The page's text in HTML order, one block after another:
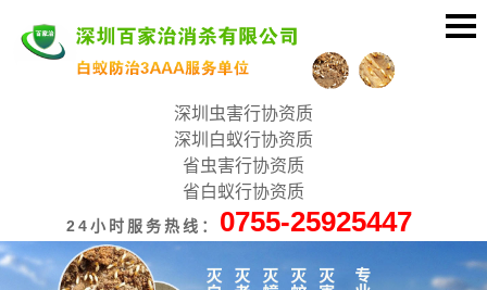
深圳虫害行协资质
深圳白蚁行协资质
省虫害行协资质
省白蚁行协资质
24小时服务热线： 0755-25925447